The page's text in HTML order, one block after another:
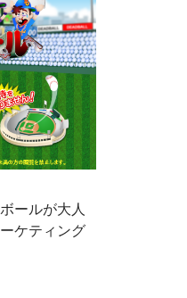
ールが大人
ケティング